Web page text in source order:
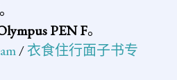
PEN F。
/衣食住行面子书专